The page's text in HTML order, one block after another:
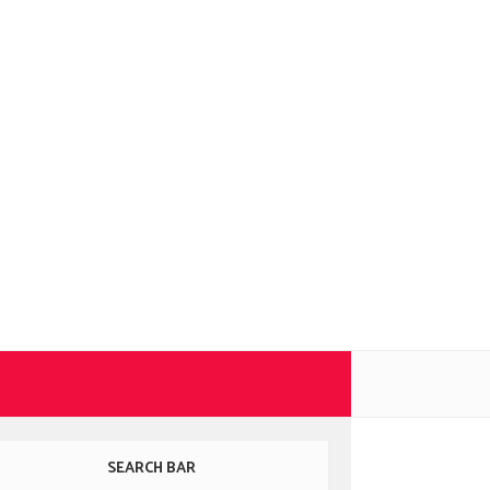
SEARCH BAR